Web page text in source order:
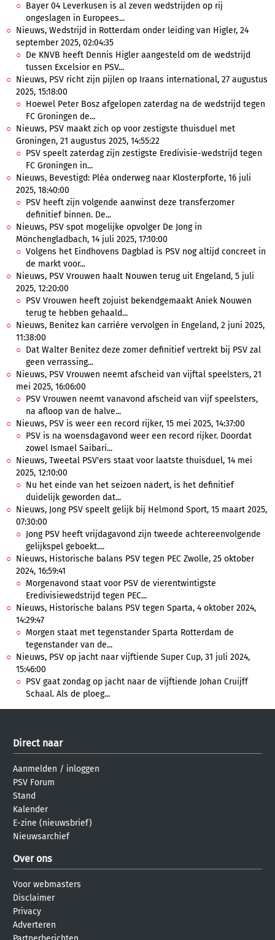
Bayer 04 Leverkusen is al zeven wedstrijden op rij
ongeslagen in Europees...
Nieuws, Wedstrijd in Rotterdam onder leiding van Higler, 24
september 2025, 02:04:35
De KNVB heeft Dennis Higler aangesteld om de wedstrijd
tussen Excelsior en PSV...
Nieuws, PSV richt zijn pijlen op Iraans international, 27 augustus
2025, 15:18:00
Hoewel Peter Bosz afgelopen zaterdag na de wedstrijd tegen
FC Groningen de...
Nieuws, PSV maakt zich op voor zestigste thuisduel met
Groningen, 21 augustus 2025, 14:55:22
PSV speelt zaterdag zijn zestigste Eredivisie-wedstrijd tegen
FC Groningen in...
Nieuws, Bevestigd: Pléa onderweg naar Klosterpforte, 16 juli
2025, 18:40:00
PSV heeft zijn volgende aanwinst deze transferzomer
definitief binnen. De...
Nieuws, PSV spot mogelijke opvolger De Jong in
Mönchengladbach, 14 juli 2025, 17:10:00
Volgens het Eindhovens Dagblad is PSV nog altijd concreet in
de markt voor...
Nieuws, PSV Vrouwen haalt Nouwen terug uit Engeland, 5 juli
2025, 12:20:00
PSV Vrouwen heeft zojuist bekendgemaakt Aniek Nouwen
terug te hebben gehaald...
Nieuws, Benitez kan carrière vervolgen in Engeland, 2 juni 2025,
11:38:00
Dat Walter Benitez deze zomer definitief vertrekt bij PSV zal
geen verrassing...
Nieuws, PSV Vrouwen neemt afscheid van vijftal speelsters, 21
mei 2025, 16:06:00
PSV Vrouwen neemt vanavond afscheid van vijf speelsters,
na afloop van de halve...
Nieuws, PSV is weer een record rijker, 15 mei 2025, 14:37:00
PSV is na woensdagavond weer een record rijker. Doordat
zowel Ismael Saibari...
Nieuws, Tweetal PSV'ers staat voor laatste thuisduel, 14 mei
2025, 12:10:00
Nu het einde van het seizoen nadert, is het definitief
duidelijk geworden dat...
Nieuws, Jong PSV speelt gelijk bij Helmond Sport, 15 maart 2025,
07:30:00
Jong PSV heeft vrijdagavond zijn tweede achtereenvolgende
gelijkspel geboekt....
Nieuws, Historische balans PSV tegen PEC Zwolle, 25 oktober
2024, 16:59:41
Morgenavond staat voor PSV de vierentwintigste
Eredivisiewedstrijd tegen PEC...
Nieuws, Historische balans PSV tegen Sparta, 4 oktober 2024,
14:29:47
Morgen staat met tegenstander Sparta Rotterdam de
tegenstander van de...
Nieuws, PSV op jacht naar vijftiende Super Cup, 31 juli 2024,
15:46:00
PSV gaat zondag op jacht naar de vijftiende Johan Cruijff
Schaal. Als de ploeg...
Direct naar
Aanmelden / inloggen
PSV Forum
Stand
Kalender
E-zine (nieuwsbrief)
Nieuwsarchief
Over ons
Voor webmasters
Disclaimer
Privacy
Adverteren